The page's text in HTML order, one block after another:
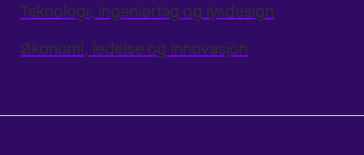
Teknologi, ingeniørfag og lysdesign
Økonomi, ledelse og innovasjon